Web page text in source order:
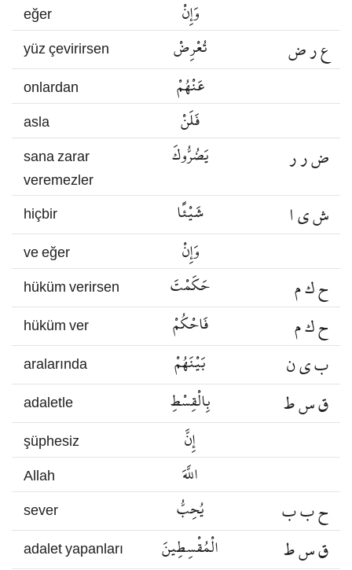
eğer وَإِنْ
yüz çevirirsen تُعْرِضْ ع ر ض
onlardan عَنْهُمْ
asla فَلَنْ
sana zarar
veremezler
يَضُرُّوكَ ض ر ر
hiçbir شَيْئًا ش ي ا
ve eğer وَإِنْ
hüküm verirsen حَكَمْتَ ح ك م
hüküm ver فَاحْكُمْ ح ك م
aralarında بَيْنَهُمْ ب ي ن
adaletle بِالْقِسْطِ ق س ط
şüphesiz إِنَّ
Allah اللَّهَ
sever يُحِبُّ ح ب ب
adalet yapanları الْمُقْسِطِينَ ق س ط